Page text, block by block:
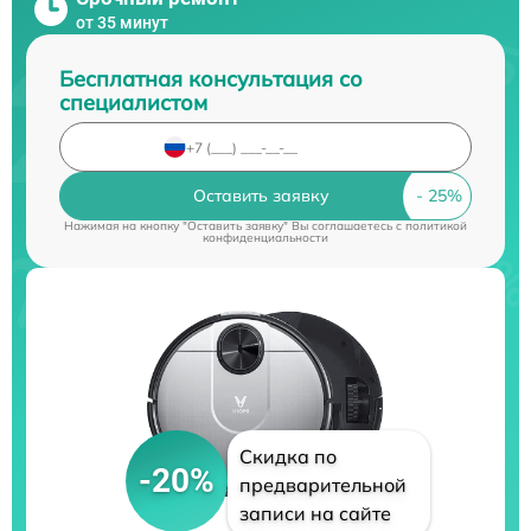
от 35 минут
Бесплатная консультация со
специалистом
Оставить заявку
Нажимая на кнопку "Оставить заявку" Вы соглашаетесь cполитикой
конфиденциальности
-20%
Скидка по
предварительной
записи на сайте